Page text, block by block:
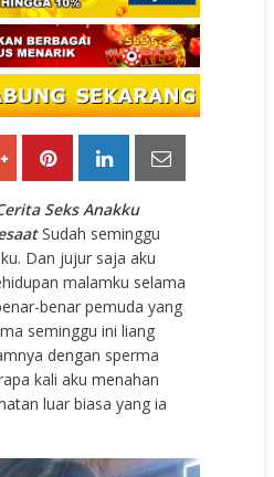
Seks Anakku
Sudah seminggu
Dan jujur saja aku
malamku selama
benar pemuda yang
seminggu ini liang
dengan sperma
kali aku menahan
luar biasa yang ia